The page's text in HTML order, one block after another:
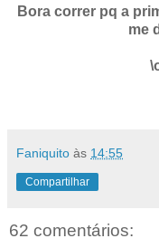
Bora correr pq a
me
Faniquito às 14:55
Compartilhar
62 comentários: